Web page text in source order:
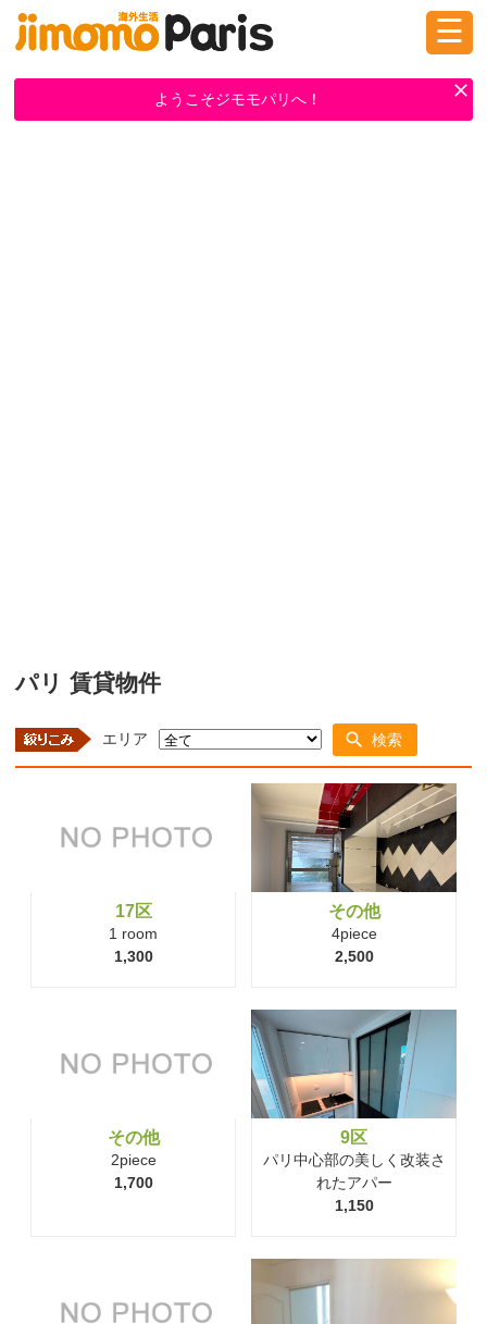
ログイン 新規登録
☰
ようこそジモモパリへ！
パリ 賃貸物件
エリア 検索
17区
1 room
1,300
その他
4piece
2,500
その他
2piece
1,700
9区
パリ中心部の美しく改装さ
れたアパー
1,150